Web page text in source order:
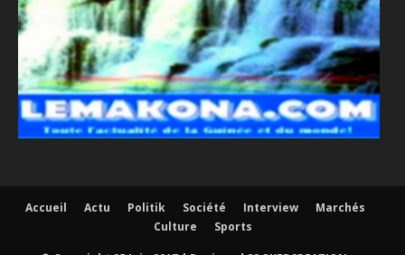
Accueil Actu Politik Société Interview
Marchés
Culture
Sports